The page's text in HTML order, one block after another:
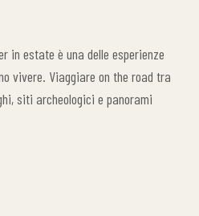
in estate è una delle esperienze
vivere. Viaggiare on the road tra
siti archeologici e panorami